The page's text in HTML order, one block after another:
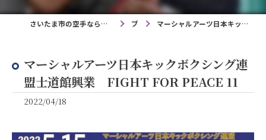
さいたま市の空手なら技術が身に付く士道館大久保道場大宮三橋支部 ブログ マーシャルアーツ日本キックボクシング連盟士道館興業 FIGHT FOR PEACE 11
マーシャルアーツ日本キックボクシング連
盟士道館興業 FIGHT FOR PEACE 11
2022/04/18